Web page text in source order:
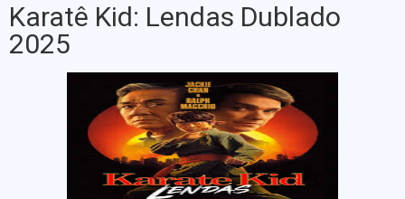
Karatê Kid: Lendas Dublado
2025